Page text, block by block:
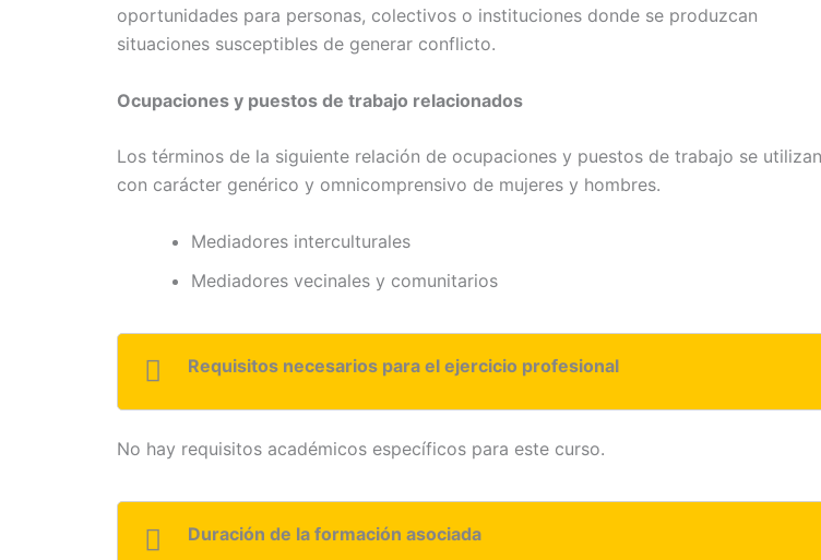
oportunidades para personas, colectivos o instituciones donde se produzcan
situaciones susceptibles de generar conflicto.
Ocupaciones y puestos de trabajo relacionados
Los términos de la siguiente relación de ocupaciones y puestos de trabajo se utilizan
con carácter genérico y omnicomprensivo de mujeres y hombres.
Mediadores interculturales
Mediadores vecinales y comunitarios
Requisitos necesarios para el ejercicio profesional
No hay requisitos académicos específicos para este curso.
Duración de la formación asociada